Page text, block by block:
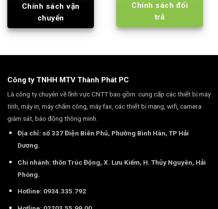
Chính sách vận
chuyển
Chính sách đổi
trả
Công ty TNHH MTV Thành Phát PC
Là công ty chuyên về lĩnh vực CNTT bao gồm: cung cấp các thiết bị máy
tính, máy in, máy chấm công, máy fax, các thiết bị mạng, wifi, camera
giám sát, báo động thông minh.
Địa chỉ: số 337 Điện Biên Phủ, Phường Bình Hàn, TP Hải
Dương.
Chi nhánh: thôn Trúc Động, X. Lưu Kiếm, H. Thủy Nguyên, Hải
Phòng.
Hotline: 0934.335.792